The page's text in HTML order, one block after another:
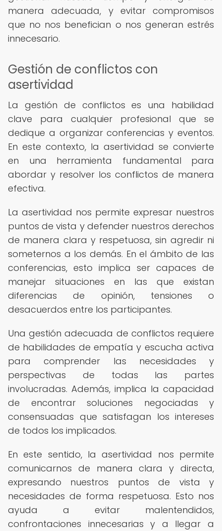
manera adecuada, y evitar compromisos
que no nos benefician o nos generan estrés
innecesario.
Gestión de conflictos con
asertividad
La gestión de conflictos es una habilidad
clave para cualquier profesional que se
dedique a organizar conferencias y eventos.
En este contexto, la asertividad se convierte
en una herramienta fundamental para
abordar y resolver los conflictos de manera
efectiva.
La asertividad nos permite expresar nuestros
puntos de vista y defender nuestros derechos
de manera clara y respetuosa, sin agredir ni
someternos a los demás. En el ámbito de las
conferencias, esto implica ser capaces de
manejar situaciones en las que existan
diferencias de opinión, tensiones o
desacuerdos entre los participantes.
Una gestión adecuada de conflictos requiere
de habilidades de empatía y escucha activa
para comprender las necesidades y
perspectivas de todas las partes
involucradas. Además, implica la capacidad
de encontrar soluciones negociadas y
consensuadas que satisfagan los intereses
de todos los implicados.
En este sentido, la asertividad nos permite
comunicarnos de manera clara y directa,
expresando nuestros puntos de vista y
necesidades de forma respetuosa. Esto nos
ayuda a evitar malentendidos,
confrontaciones innecesarias y a llegar a